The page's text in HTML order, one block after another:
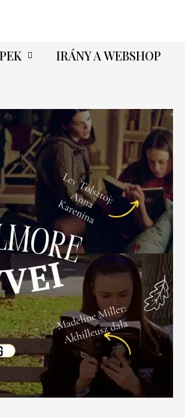
IRÁNY A WEBSHOP